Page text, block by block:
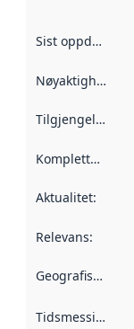
Sist oppdatert
Nøyaktighet
Tilgjengelighet
Kompletthet
Aktualitet:
Relevans:
Geografisk avgrensning
Tidsmessig avgrensning